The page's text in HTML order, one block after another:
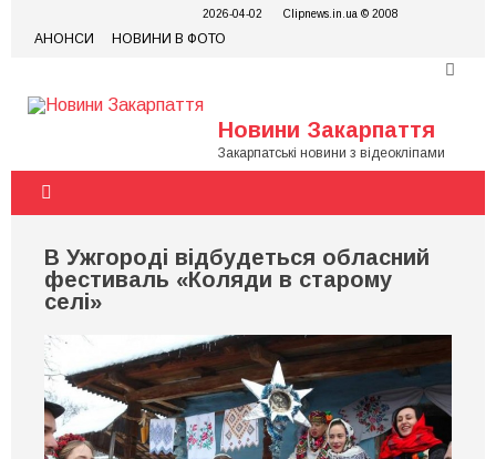
content
2026-04-02 Clipnews.in.ua © 2008
АНОНСИ НОВИНИ В ФОТО
Новини Закарпаття
Закарпатські новини з відеокліпами
В Ужгороді відбудеться обласний
фестиваль «Коляди в старому
селі»